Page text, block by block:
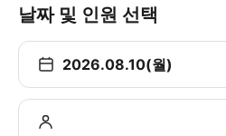
날짜 및 인원 선택
2026.08.10(월)